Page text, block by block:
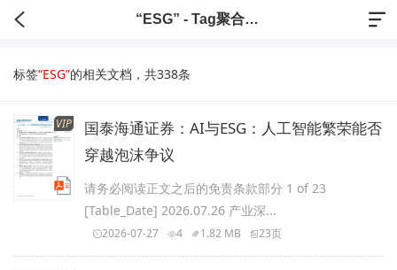
“ESG” - Tag聚合标签
标签“ESG”的相关文档，共338条
VIP
国泰海通证券：AI与ESG：人工智能繁荣能否
穿越泡沫争议
请务必阅读正文之后的免责条款部分 1 of 23
[Table_Date] 2026.07.26 产业深...
2026-07-27 4 1.82 MB 23页